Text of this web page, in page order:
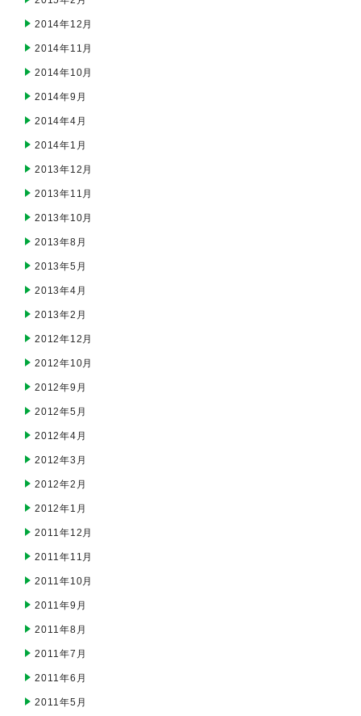
2014年12月
2014年11月
2014年10月
2014年9月
2014年4月
2014年1月
2013年12月
2013年11月
2013年10月
2013年8月
2013年5月
2013年4月
2013年2月
2012年12月
2012年10月
2012年9月
2012年5月
2012年4月
2012年3月
2012年2月
2012年1月
2011年12月
2011年11月
2011年10月
2011年9月
2011年8月
2011年7月
2011年6月
2011年5月